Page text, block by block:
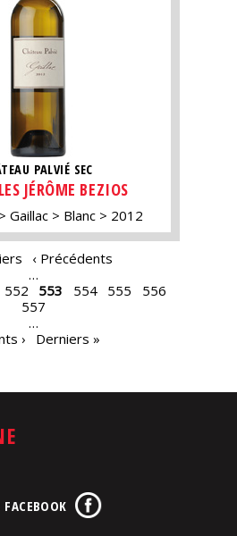
PALVIÉ SEC
JÉRÔME BEZIOS
Gaillac Blanc 2012
‹ Précédents
…
552 553 554 555
556
557
…
›
Derniers »